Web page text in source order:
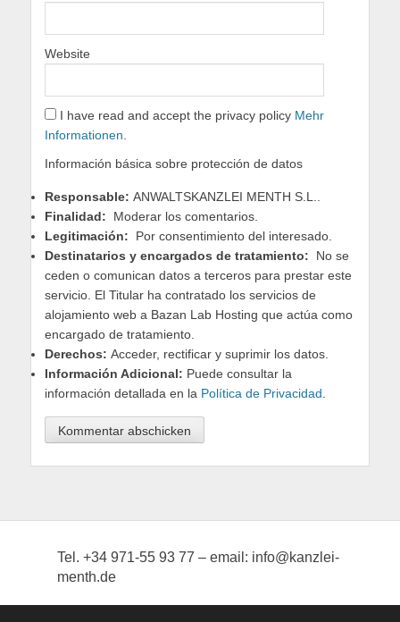
Website
I have read and accept the privacy policy Mehr
Informationen
Información básica sobre protección de datos
Responsable: ANWALTSKANZLEI MENTH S.L..
Finalidad: Moderar los comentarios.
Legitimación: Por consentimiento del interesado.
Destinatarios y encargados de tratamiento: No se
ceden o comunican datos a terceros para prestar este
servicio. El Titular ha contratado los servicios de
alojamiento web a Bazan Lab Hosting que actúa como
encargado de tratamiento.
Derechos: Acceder, rectificar y suprimir los datos.
Información Adicional: Puede consultar la
información detallada en la Política de Privacidad
Tel. +34 971-55 93 77 – email: info@kanzlei-
menth.de